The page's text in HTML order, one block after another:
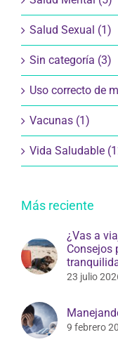
Salud Sexual (1)
Sin categoría (3)
Uso correcto de
Vacunas (1)
Vida Saludable
Más reciente
¿Vas a
Consejos
23 julio
9 febrero